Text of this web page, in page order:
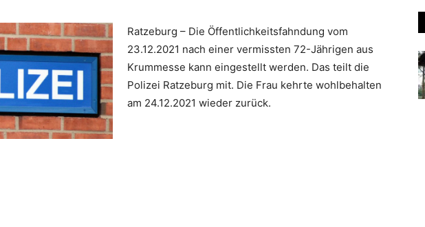
Ratzeburg – Die Öffentlichkeitsfahndung vom
23.12.2021 nach einer vermissten 72-Jährigen aus
Krummesse kann eingestellt werden. Das teilt die
Polizei Ratzeburg mit. Die Frau kehrte wohlbehalten
am 24.12.2021 wieder zurück.